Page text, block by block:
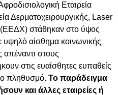
Εταιρεία
Δερματοχειρουργικής, Laser
(ΕΕΔΧ) στάθηκαν στο ύψος
αίσθημα κοινωνικής
στους
στις ευαίσθητες ευπαθείς
πληθυσμό. Το παράδειγμα
και άλλες εταιρείες ή